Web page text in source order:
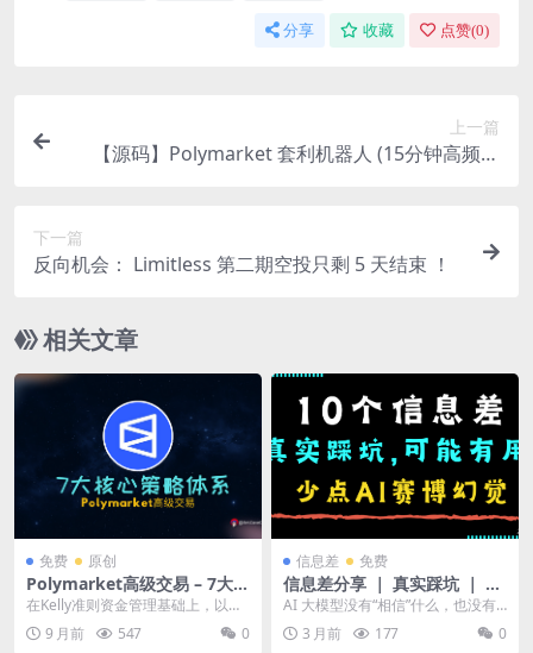
分享 收藏 点赞(0)
上一篇
【源码】Polymarket 套利机器人 (15分钟高频交
下一篇
反向机会： Limitless 第二期空投只剩 5 天结束 ！
相关文章
免费 原创
Polymarket高级交易 – 7大核
心策略体系
在Kelly准则资金管理基础上，以下
是预测市场专业交易者使用的7大核
心策略体系：...
9 月前 547 0
信息差 免费
信息差分享 ｜ 真实踩坑 ｜ AI
省钱攻略 ｜ 炒币新人须知
AI 大模型没有“相信”什么，也没有
真正使用过 A 它只是根据你输入的
prom...
3 月前 177 0